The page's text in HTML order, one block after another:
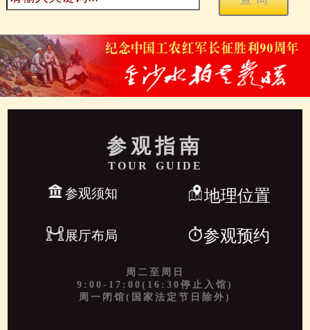
参观指南
TOUR GUIDE
参观须知 地理位置
展厅布局 参观预约
周二至周日
9:00-17:00(16:30停止入馆)
周一闭馆(国家法定节日除外)